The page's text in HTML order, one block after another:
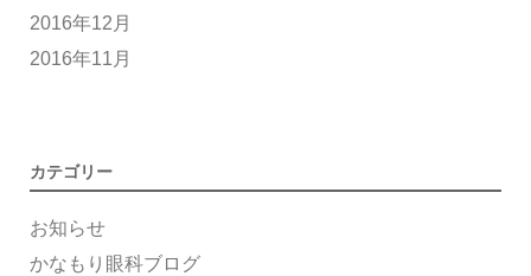
2016年12月
2016年11月
カテゴリー
お知らせ
かなもり眼科ブログ